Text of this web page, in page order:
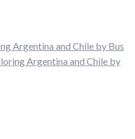
Argentina and Chile by Bus
Argentina and Chile by